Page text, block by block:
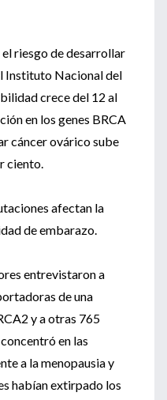
riesgo de desarrollar
Instituto Nacional del
crece del 12 al
en los genes BRCA
cáncer ovárico sube
ciento.
afectan la
de embarazo.
entrevistaron a
de una
y a otras 765
en las
a la menopausia y
habían extirpado los